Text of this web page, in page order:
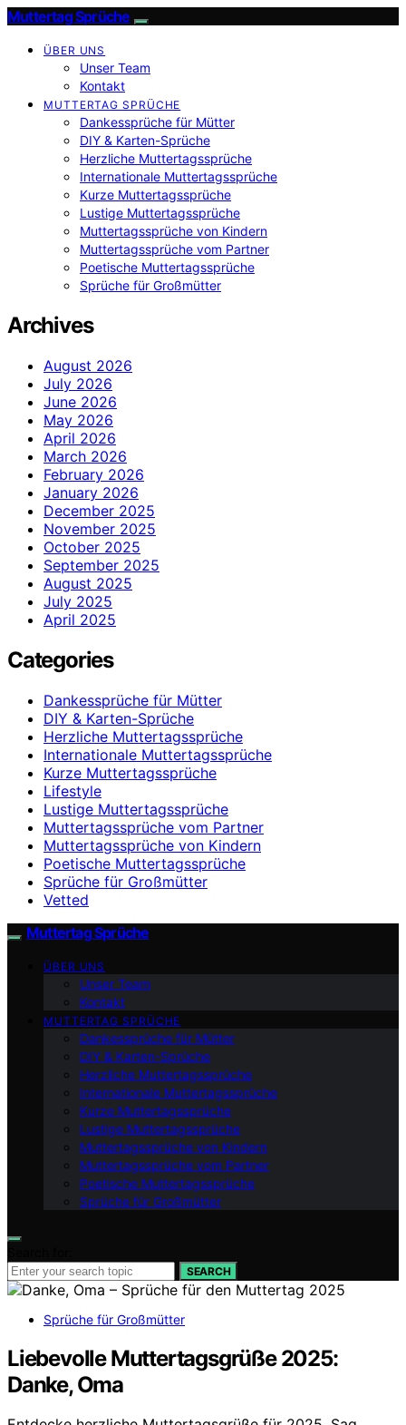
Muttertag Sprüche
ÜBER UNS
Unser Team
Kontakt
MUTTERTAG SPRÜCHE
Dankessprüche für Mütter
DIY & Karten-Sprüche
Herzliche Muttertagssprüche
Internationale Muttertagssprüche
Kurze Muttertagssprüche
Lustige Muttertagssprüche
Muttertagssprüche von Kindern
Muttertagssprüche vom Partner
Poetische Muttertagssprüche
Sprüche für Großmütter
Archives
August 2026
July 2026
June 2026
May 2026
April 2026
March 2026
February 2026
January 2026
December 2025
November 2025
October 2025
September 2025
August 2025
July 2025
April 2025
Categories
Dankessprüche für Mütter
DIY & Karten-Sprüche
Herzliche Muttertagssprüche
Internationale Muttertagssprüche
Kurze Muttertagssprüche
Lifestyle
Lustige Muttertagssprüche
Muttertagssprüche vom Partner
Muttertagssprüche von Kindern
Poetische Muttertagssprüche
Sprüche für Großmütter
Vetted
Muttertag Sprüche
ÜBER UNS
Unser Team
Kontakt
MUTTERTAG SPRÜCHE
Dankessprüche für Mütter
DIY & Karten-Sprüche
Herzliche Muttertagssprüche
Internationale Muttertagssprüche
Kurze Muttertagssprüche
Lustige Muttertagssprüche
Muttertagssprüche von Kindern
Muttertagssprüche vom Partner
Poetische Muttertagssprüche
Sprüche für Großmütter
SEARCH
Sprüche für Großmütter
Liebevolle Muttertagsgrüße 2025:
Danke, Oma